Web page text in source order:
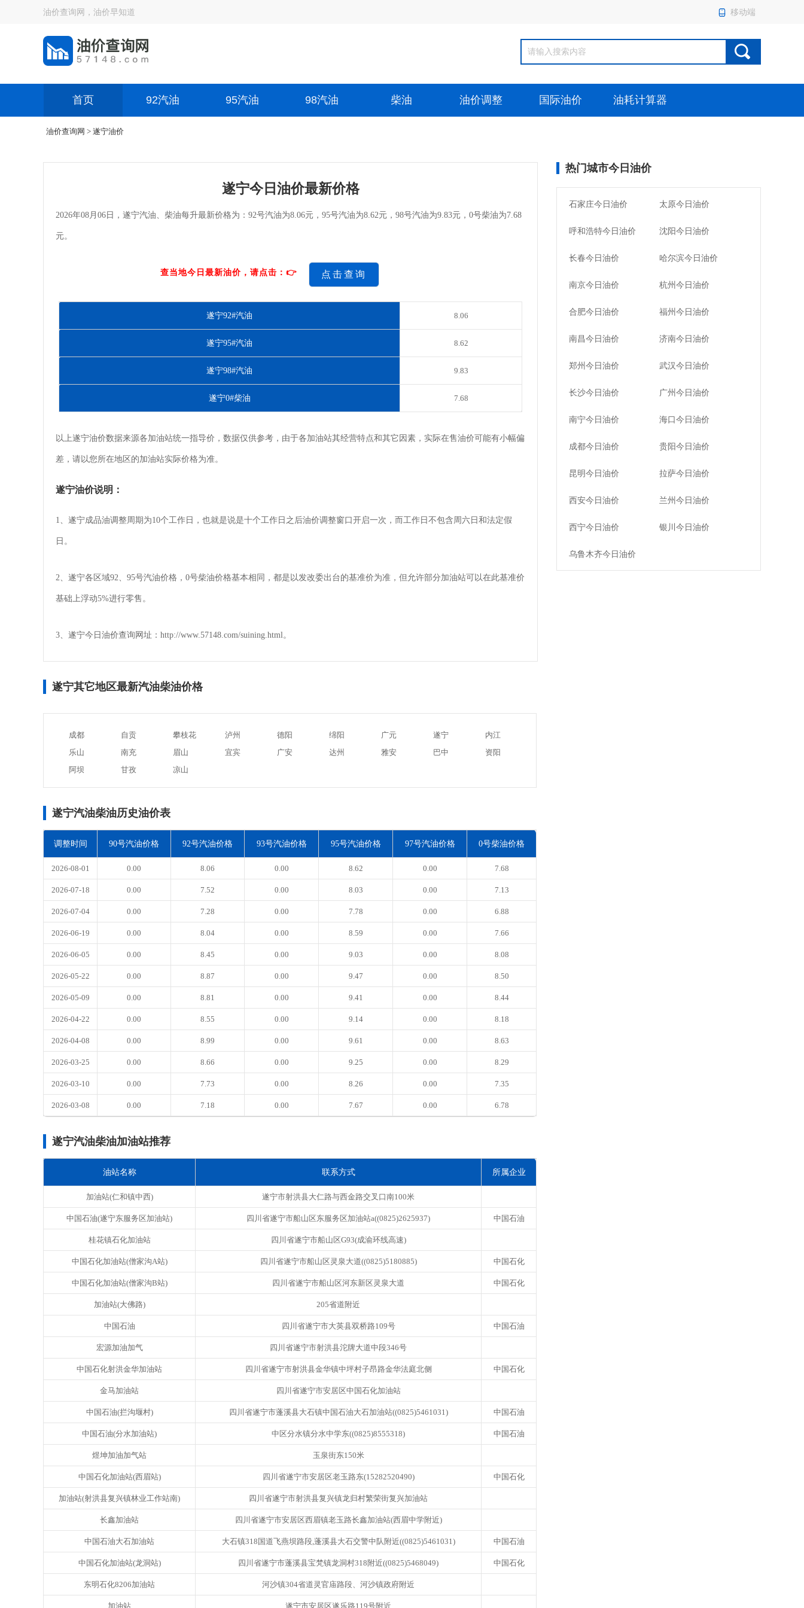
油价查询网，油价早知道 移动端
首页 92汽油 95汽油 98汽油 柴油 油价调整 国际油价 油耗计算器
油价查询网 > 遂宁油价
遂宁今日油价最新价格
2026年08月06日，遂宁汽油、柴油每升最新价格为：92号汽油为8.06元，95号汽油为8.62元，98号汽油为9.83元，0号柴油为7.68
元。
查当地今日最新油价，请点击：👉 点击查询
遂宁92#汽油 8.06
遂宁95#汽油 8.62
遂宁98#汽油 9.83
遂宁0#柴油 7.68
以上遂宁油价数据来源各加油站统一指导价，数据仅供参考，由于各加油站其经营特点和其它因素，实际在售油价可能有小幅偏
差，请以您所在地区的加油站实际价格为准。
遂宁油价说明：
1、遂宁成品油调整周期为10个工作日，也就是说是十个工作日之后油价调整窗口开启一次，而工作日不包含周六日和法定假
日。
2、遂宁各区域92、95号汽油价格，0号柴油价格基本相同，都是以发改委出台的基准价为准，但允许部分加油站可以在此基准价
基础上浮动5%进行零售。
3、遂宁今日油价查询网址：http://www.57148.com/suining.html。
遂宁其它地区最新汽油柴油价格
成都 自贡 攀枝花 泸州 德阳 绵阳 广元 遂宁
内江
乐山
南充 眉山 宜宾 广安 达州 雅安 巴中
资阳
阿坝
甘孜 凉山
遂宁汽油柴油历史油价表
调整时间 90号汽油价格 92号汽油价格 93号汽油价格 95号汽油价格 97号汽油价格 0号柴油价格
2026-08-01 0.00 8.06 0.00 8.62 0.00 7.68
2026-07-18 0.00 7.52 0.00 8.03 0.00 7.13
2026-07-04 0.00 7.28 0.00 7.78 0.00 6.88
2026-06-19 0.00 8.04 0.00 8.59 0.00 7.66
2026-06-05 0.00 8.45 0.00 9.03 0.00 8.08
2026-05-22 0.00 8.87 0.00 9.47 0.00 8.50
2026-05-09 0.00 8.81 0.00 9.41 0.00 8.44
2026-04-22 0.00 8.55 0.00 9.14 0.00 8.18
2026-04-08 0.00 8.99 0.00 9.61 0.00 8.63
2026-03-25 0.00 8.66 0.00 9.25 0.00 8.29
2026-03-10 0.00 7.73 0.00 8.26 0.00 7.35
2026-03-08 0.00 7.18 0.00 7.67 0.00 6.78
遂宁汽油柴油加油站推荐
油站名称 联系方式 所属企业
加油站(仁和镇中西) 遂宁市射洪县大仁路与西金路交叉口南100米
中国石油(遂宁东服务区加油站) 四川省遂宁市船山区东服务区加油站a((0825)2625937) 中国石油
桂花镇石化加油站 四川省遂宁市船山区G93(成渝环线高速)
中国石化加油站(僧家沟A站) 四川省遂宁市船山区灵泉大道((0825)5180885) 中国石化
中国石化加油站(僧家沟B站) 四川省遂宁市船山区河东新区灵泉大道 中国石化
加油站(大佛路) 205省道附近
中国石油 四川省遂宁市大英县双桥路109号 中国石油
宏源加油加气 四川省遂宁市射洪县沱牌大道中段346号
中国石化射洪金华加油站 四川省遂宁市射洪县金华镇中坪村子昂路金华法庭北侧 中国石化
金马加油站 四川省遂宁市安居区中国石化加油站
中国石油(拦沟堰村) 四川省遂宁市蓬溪县大石镇中国石油大石加油站((0825)5461031) 中国石油
中国石油(分水加油站) 中区分水镇分水中学东((0825)8555318) 中国石油
煜坤加油加气站 玉泉街东150米
中国石化加油站(西眉站) 四川省遂宁市安居区老玉路东(15282520490) 中国石化
加油站(射洪县复兴镇林业工作站南) 四川省遂宁市射洪县复兴镇龙归村繁荣街复兴加油站
长鑫加油站 四川省遂宁市安居区西眉镇老玉路长鑫加油站(西眉中学附近)
中国石油大石加油站 大石镇318国道飞燕坝路段,蓬溪县大石交警中队附近((0825)5461031) 中国石油
中国石化加油站(龙洞站) 四川省遂宁市蓬溪县宝梵镇龙洞村318附近((0825)5468049) 中国石化
东明石化8206加油站 河沙镇304省道灵官庙路段、河沙镇政府附近
加油站 遂宁市安居区遂乐路119号附近
热门城市今日油价
石家庄今日油价 太原今日油价
呼和浩特今日油价 沈阳今日油价
长春今日油价 哈尔滨今日油价
南京今日油价 杭州今日油价
合肥今日油价 福州今日油价
南昌今日油价 济南今日油价
郑州今日油价 武汉今日油价
长沙今日油价 广州今日油价
南宁今日油价 海口今日油价
成都今日油价 贵阳今日油价
昆明今日油价 拉萨今日油价
西安今日油价 兰州今日油价
西宁今日油价 银川今日油价
乌鲁木齐今日油价